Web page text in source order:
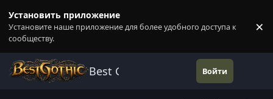
Установить приложение
Установите наше приложение для более удобного доступа к
сообществу.
×
Best Gothic Forums Войти